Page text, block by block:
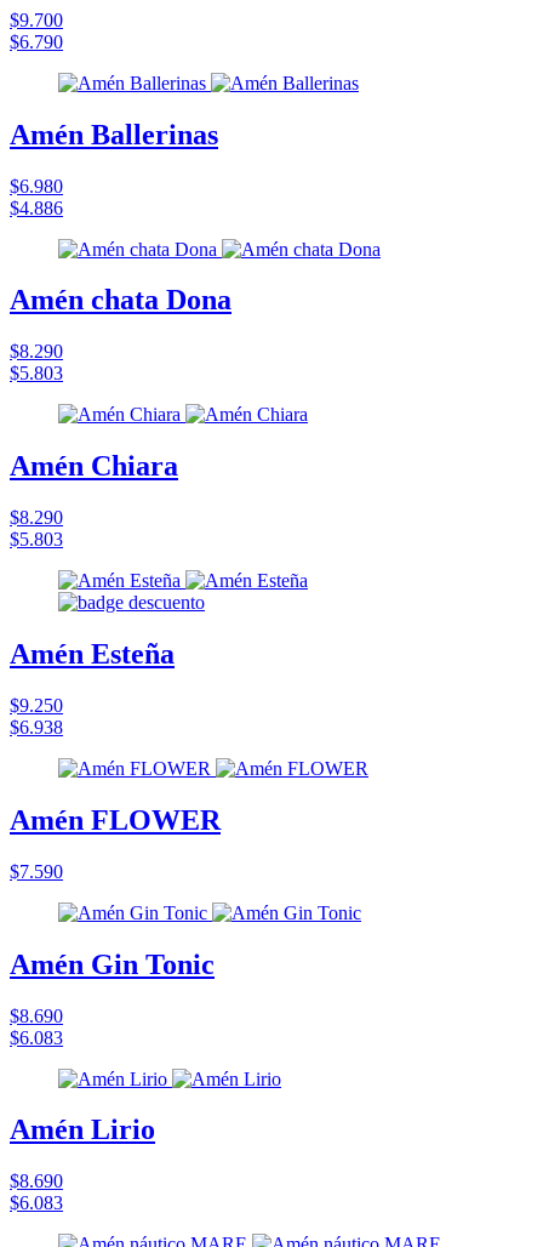
$9.700
$6.790
Amén Ballerinas
$6.980
$4.886
Amén chata Dona
$8.290
$5.803
Amén Chiara
$8.290
$5.803
Amén Esteña
$9.250
$6.938
Amén FLOWER
$7.590
Amén Gin Tonic
$8.690
$6.083
Amén Lirio
$8.690
$6.083